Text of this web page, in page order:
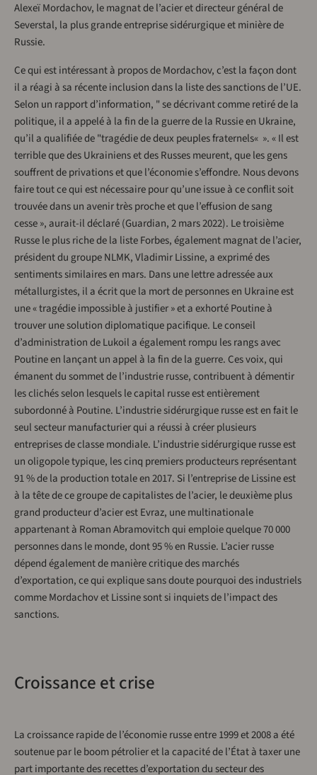
Alexeï Mordachov, le magnat de l’acier et directeur général de
Severstal, la plus grande entreprise sidérurgique et minière de
Russie.
Ce qui est intéressant à propos de Mordachov, c’est la façon dont
il a réagi à sa récente inclusion dans la liste des sanctions de l’UE.
Selon un rapport d’information, " se décrivant comme retiré de la
politique, il a appelé à la fin de la guerre de la Russie en Ukraine,
qu’il a qualifiée de "tragédie de deux peuples fraternels« ». « Il est
terrible que des Ukrainiens et des Russes meurent, que les gens
souffrent de privations et que l’économie s’effondre. Nous devons
faire tout ce qui est nécessaire pour qu’une issue à ce conflit soit
trouvée dans un avenir très proche et que l’effusion de sang
cesse », aurait-il déclaré (Guardian, 2 mars 2022). Le troisième
Russe le plus riche de la liste Forbes, également magnat de l’acier,
président du groupe NLMK, Vladimir Lissine, a exprimé des
sentiments similaires en mars. Dans une lettre adressée aux
métallurgistes, il a écrit que la mort de personnes en Ukraine est
une « tragédie impossible à justifier » et a exhorté Poutine à
trouver une solution diplomatique pacifique. Le conseil
d’administration de Lukoil a également rompu les rangs avec
Poutine en lançant un appel à la fin de la guerre. Ces voix, qui
émanent du sommet de l’industrie russe, contribuent à démentir
les clichés selon lesquels le capital russe est entièrement
subordonné à Poutine. L’industrie sidérurgique russe est en fait le
seul secteur manufacturier qui a réussi à créer plusieurs
entreprises de classe mondiale. L’industrie sidérurgique russe est
un oligopole typique, les cinq premiers producteurs représentant
91 % de la production totale en 2017. Si l’entreprise de Lissine est
à la tête de ce groupe de capitalistes de l’acier, le deuxième plus
grand producteur d’acier est Evraz, une multinationale
appartenant à Roman Abramovitch qui emploie quelque 70 000
personnes dans le monde, dont 95 % en Russie. L’acier russe
dépend également de manière critique des marchés
d’exportation, ce qui explique sans doute pourquoi des industriels
comme Mordachov et Lissine sont si inquiets de l’impact des
sanctions.
Croissance et crise
La croissance rapide de l’économie russe entre 1999 et 2008 a été
soutenue par le boom pétrolier et la capacité de l’État à taxer une
part importante des recettes d’exportation du secteur des